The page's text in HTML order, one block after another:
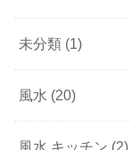
未分類 (1)
風水 (20)
風水 キッチン (2)